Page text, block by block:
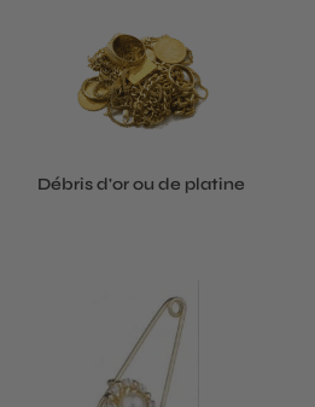
Débris d'or ou de platine